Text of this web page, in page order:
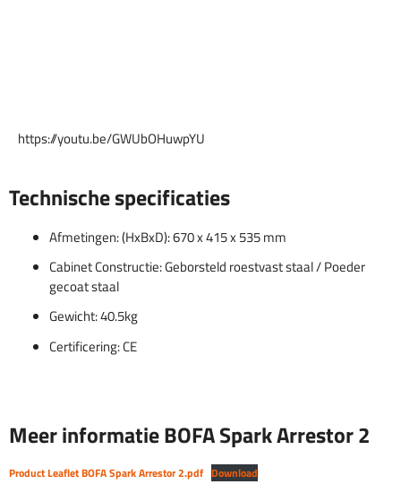
https://youtu.be/GWUbOHuwpYU
Technische specificaties
Afmetingen: (HxBxD): 670 x 415 x 535 mm
Cabinet Constructie: Geborsteld roestvast staal / Poeder
gecoat staal
Gewicht: 40.5kg
Certificering: CE
Meer informatie BOFA Spark Arrestor 2
Product Leaflet BOFA Spark Arrestor 2.pdf Download